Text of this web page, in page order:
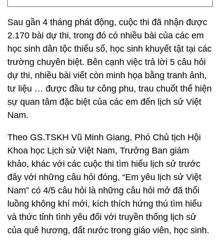
Sau gần 4 tháng phát động, cuộc thi đã nhận được
2.170 bài dự thi, trong đó có nhiều bài của các em
học sinh dân tộc thiểu số, học sinh khuyết tật tại các
trường chuyên biệt. Bên cạnh việc trả lời 5 câu hỏi
dự thi, nhiều bài viết còn minh họa bằng tranh ảnh,
tư liệu … được đầu tư công phu, trau chuốt thể hiện
sự quan tâm đặc biệt của các em đến lịch sử Việt
Nam.
Theo GS.TSKH Vũ Minh Giang, Phó Chủ tịch Hội
Khoa học Lịch sử Việt Nam, Trưởng Ban giám
khảo, khác với các cuộc thi tìm hiểu lịch sử trước
đây với những câu hỏi đóng, “Em yêu lịch sử Việt
Nam” có 4/5 câu hỏi là những câu hỏi mở đã thổi
luồng không khí mới, kích thích hứng thú tìm hiểu
và thức tỉnh tình yêu đối với truyền thống lịch sử
của quê hương, đất nước trong giáo viên, học sinh.